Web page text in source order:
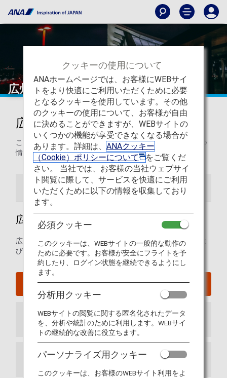
広州 - 白雲国際空港
広州 - 白雲国際空港からの発着
このページでは、広州白雲国際空港から目的地までの役立つ
情報をご紹介します。
空港ガイド
広州 - 白雲国際空港ガイド
広州白雲国際空港の案内のための発着ターミナルマップおよ
びその他の情報。
広州 - 白雲国際空港ウェブサイト
到着ターミナル
出発ターミナル
クッキーの使用について
ANAホームページでは、お客様にWEBサイ
トをより快適にご利用いただくために必要
となるクッキーを使用しています。その他
のクッキーの使用について、お客様が自由
に決めることができますが、WEBサイトの
いくつかの機能が享受できなくなる場合が
あります。詳細は、 ANAクッキー
（Cookie）ポリシーについて
をご覧くだ
さい。 当社では、お客様の当社ウェブサイ
ト閲覧に際して、サービスを快適にご利用
いただくために以下の情報を収集しており
ます。
必須クッキー
このクッキーは、WEBサイトの一般的な動作の
ために必要です。お客様が安全にフライトを予
約したり、ログイン状態を継続できるようにし
ます。
分析用クッキー
WEBサイトの閲覧に関する匿名化されたデータ
を、分析や統計のために利用します。WEBサイ
トの継続的な改善に役立ちます。
パーソナライズ用クッキー
このクッキーは、お客様のWEBサイト利用をよ